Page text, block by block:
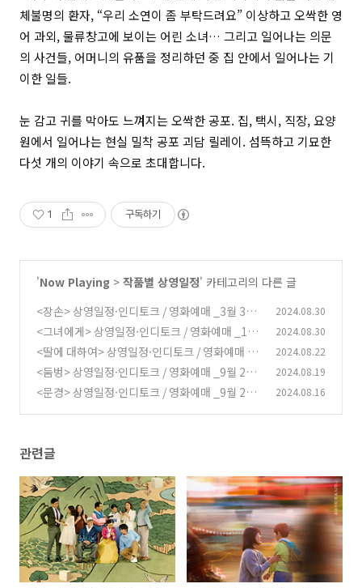
체불명의 환자, “우리 소연이 좀 부탁드려요” 이상하고 오싹한 영
어 과외,물류창고에 보이는 어린 소녀… 그리고 일어나는 의문
의 사건들, 어머니의 유품을 정리하던 중 집 안에서 일어나는 기
이한 일들.
눈 감고 귀를 막아도 느껴지는 오싹한 공포. 집, 택시, 직장,요양
원에서 일어나는 현실 밀착 공포 괴담 릴레이. 섬뜩하고 기묘한
다섯 개의 이야기 속으로 초대합니다.
1 구독하기
'Now Playing > 작품별 상영일정' 카테고리의 다른 글
<장손> 상영일정·인디토크 / 영화예매 _3월 30
일 종영 (5)
2024.08.30
<그녀에게> 상영일정·인디토크 / 영화예매 _11
월 1일 종영 (2)
2024.08.30
<딸에 대하여> 상영일정·인디토크 / 영화예매 _
11월 3일 종영 (0)
2024.08.22
<둠벙> 상영일정·인디토크 / 영화예매 _9월 23
일 종영 (0)
2024.08.19
<문경> 상영일정·인디토크 / 영화예매 _9월 24
2024.08.16
관련글